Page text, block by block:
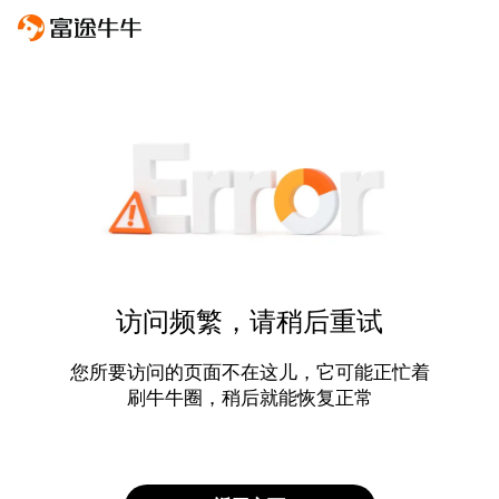
访问频繁，请稍后重试
您所要访问的页面不在这儿，它可能正忙着
刷牛牛圈，稍后就能恢复正常